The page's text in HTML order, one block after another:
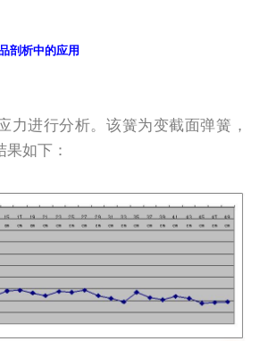
剖析中的应用
力进行分析。该簧为变截面弹簧，
如下：